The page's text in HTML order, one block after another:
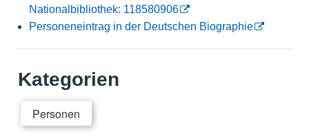
Nationalbibliothek: 118580906
Personeneintrag in der Deutschen Biographie
Kategorien
Personen